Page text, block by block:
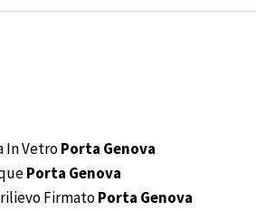
In VetroPorta Genova
Porta Genova
FirmatoPorta Genova